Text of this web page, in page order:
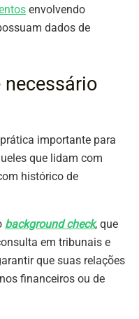
envolvendo
dados de
necessário
importante para
que lidam com
histórico de
background check, que
em tribunais e
que suas relações
financeiros ou de